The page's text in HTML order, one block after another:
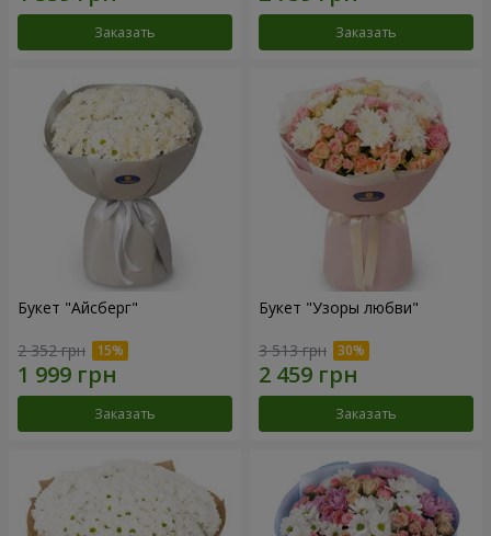
Заказать Заказать
Букет "Айсберг"
2 352 грн
Заказать
Букет "Узоры любви"
3 513 грн
Заказать